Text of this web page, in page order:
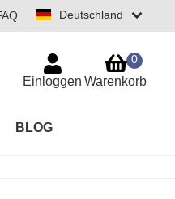
Deutschland
BLOG
Einloggen Warenkorb
0